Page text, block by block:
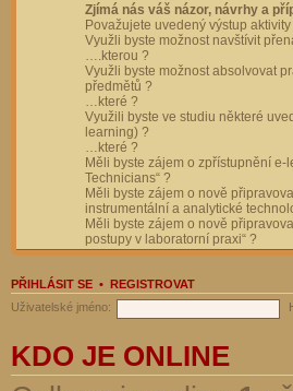
Zjímá nás váš názor, návrhy a
Považujete uvedený výstup
Využli byste možnost navštívit
….kterou ?
Využli byste možnost absolvovat
předmětů ?
…které ?
Využili byste ve studiu některé
learning) ?
…které ?
Měli byste zájem o zpřístupnění
Technicians“ ?
Měli byste zájem o nově
instrumentální a analytické
Měli byste zájem o nově
postupy v laboratorní praxi“ ?
PŘIHLÁSIT SE • REGISTROVAT
Uživatelské jméno:
KDO JE ONLINE